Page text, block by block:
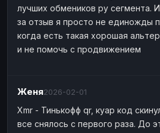
лучших обмеников ру сегмента.
за отзыв я просто не единожды
когда есть такая хорошая
и не помочь с продвижением
Женя2026-02-01
Xmr - Тинькофф qr, куар код
все снялось с первого раза. До